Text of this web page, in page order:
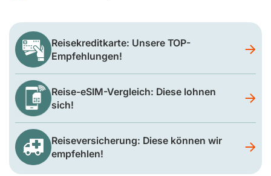
Reisekreditkarte: Unsere TOP-
Empfehlungen!
Reise-eSIM-Vergleich: Diese lohnen
sich!
Reiseversicherung: Diese können wir
empfehlen!